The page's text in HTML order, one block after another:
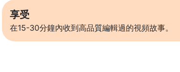
享受
在15-30分鐘內收到高品質編輯過的視頻故事。